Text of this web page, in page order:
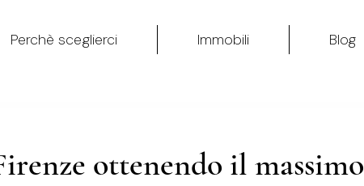
Perchè sceglierci Immobili Blog
ottenendo il massimo